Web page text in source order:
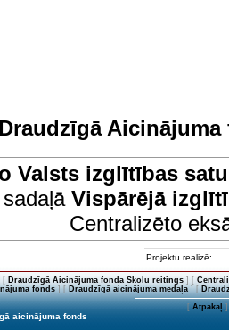
Draudzīgā
Valsts izglītības
Vispārējā
Centralizēto
Projektu realizē:
[ Draudzīgā Aicinājuma fonda Skolu reitings] [
fonds] [Draudzīgā aicinājuma medaļa] [
[Atpakaļ]
aicinājuma fonds